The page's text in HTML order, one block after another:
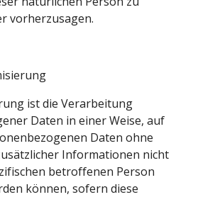
vorherzusagen.
ist die Verarbeitung
Daten in einer Weise, auf
Daten ohne
Informationen nicht
betroffenen Person
können, sofern diese